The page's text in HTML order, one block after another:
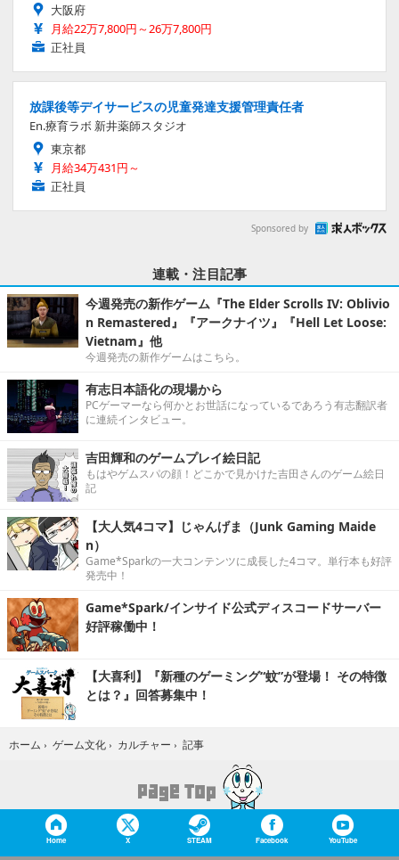
大阪府
月給22万7,800円～26万7,800円
正社員
放課後等デイサービスの児童発達支援管理責任者
En.療育ラボ 新井薬師スタジオ
東京都
月給34万431円～
正社員
Sponsored by
連載・注目記事
今週発売の新作ゲーム『The Elder Scrolls IV: Oblivio
n Remastered』『アークナイツ』『Hell Let Loose:
Vietnam』他
今週発売の新作ゲームはこちら。
有志日本語化の現場から
PCゲーマーなら何かとお世話になっているであろう有志翻訳者
に連続インタビュー。
吉田輝和のゲームプレイ絵日記
もはやゲムスパの顔！どこかで見かけた吉田さんのゲーム絵日
記
【大人気4コマ】じゃんげま（Junk Gaming Maide
n）
Game*Sparkの一大コンテンツに成長した4コマ。単行本も好評
発売中！
Game*Spark/インサイド公式ディスコードサーバー
好評稼働中！
【大喜利】『新種のゲーミング“蚊”が登場！ その特徴
とは？』回答募集中！
ホーム › ゲーム文化 › カルチャー › 記事
Home X STEAM Facebook YouTube